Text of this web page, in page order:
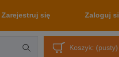
Zarejestruj się Zaloguj
Koszyk: (pusty)